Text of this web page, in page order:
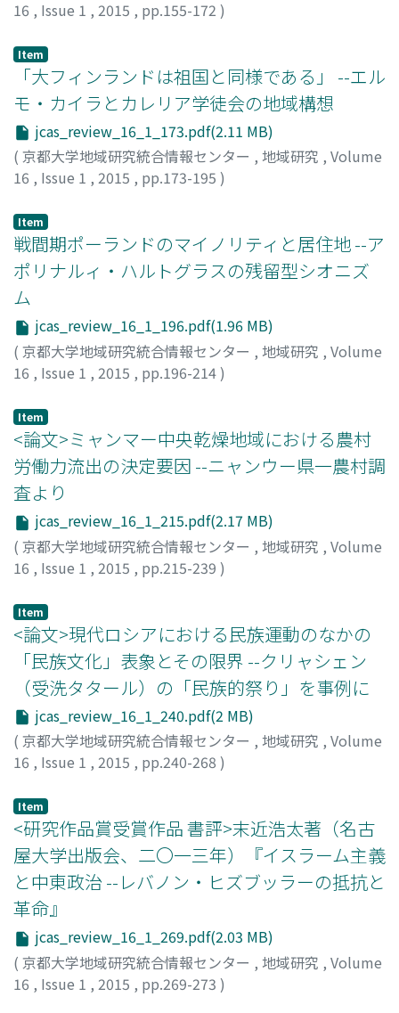
16 , Issue 1 , 2015 , pp.155-172 )
Item
「大フィンランドは祖国と同様である」 --エル
モ・カイラとカレリア学徒会の地域構想
jcas_review_16_1_173.pdf(2.11 MB)
( 京都大学地域研究統合情報センター , 地域研究 , Volume
16 , Issue 1 , 2015 , pp.173-195 )
Item
戦間期ポーランドのマイノリティと居住地 --ア
ポリナルィ・ハルトグラスの残留型シオニズ
ム
jcas_review_16_1_196.pdf(1.96 MB)
( 京都大学地域研究統合情報センター , 地域研究 , Volume
16 , Issue 1 , 2015 , pp.196-214)
Item
<論文>ミャンマー中央乾燥地域における農村
労働力流出の決定要因 --ニャンウー県一農村調
査より
jcas_review_16_1_215.pdf(2.17 MB)
( 京都大学地域研究統合情報センター , 地域研究 , Volume
16 , Issue 1 , 2015 , pp.215-239 )
Item
<論文>現代ロシアにおける民族運動のなかの
「民族文化」表象とその限界 --クリャシェン
（受洗タタール）の「民族的祭り」を事例に
jcas_review_16_1_240.pdf(2 MB)
( 京都大学地域研究統合情報センター , 地域研究 , Volume
16 , Issue 1 , 2015 , pp.240-268 )
Item
<研究作品賞受賞作品 書評>末近浩太著（名古
屋大学出版会、二〇一三年）『イスラーム主義
と中東政治 --レバノン・ヒズブッラーの抵抗と
革命』
jcas_review_16_1_269.pdf(2.03 MB)
( 京都大学地域研究統合情報センター , 地域研究 , Volume
16 , Issue 1 , 2015 , pp.269-273 )